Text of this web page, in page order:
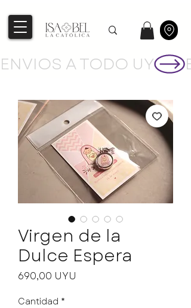
ENVIOS A TODO UY
Virgen de la
Dulce Espera
690,00 UYU
Cantidad *